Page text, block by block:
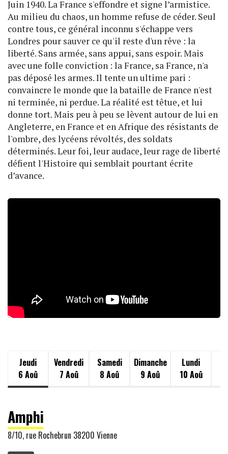
Juin 1940. La France s'effondre et signe l’armistice.
Au milieu du chaos, un homme refuse de céder. Seul
contre tous, ce général inconnu s'échappe vers
Londres pour sauver ce qu'il reste d'un rêve : la
liberté. Sans armée, sans appui, sans espoir. Mais
avec une folle conviction : la France, sa France, n'a
pas déposé les armes. Il tente un ultime pari :
convaincre le monde que la bataille de France n'est
ni terminée, ni perdue. La réalité est têtue, et lui
donne tort. Mais peu à peu se lèvent autour de lui en
Angleterre, en France et en Afrique des résistants de
l'ombre, des lycéens révoltés, des soldats
déterminés. Leur foi, leur audace, leur rage de liberté
défient l'Histoire qui semblait pourtant écrite
d’avance.
Jeudi
6 Aoû
Vendredi
7 Aoû
Samedi
8 Aoû
Dimanche
9 Aoû
Lundi
10 Aoû
Amphi
8/10, rue Rochebrun 38200 Vienne